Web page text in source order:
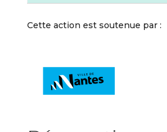
Cette action est soutenue par :